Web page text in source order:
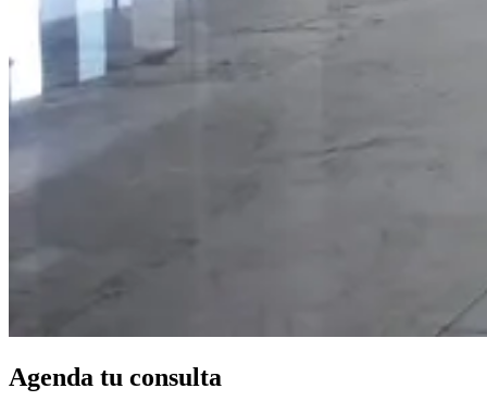
Agenda tu consulta